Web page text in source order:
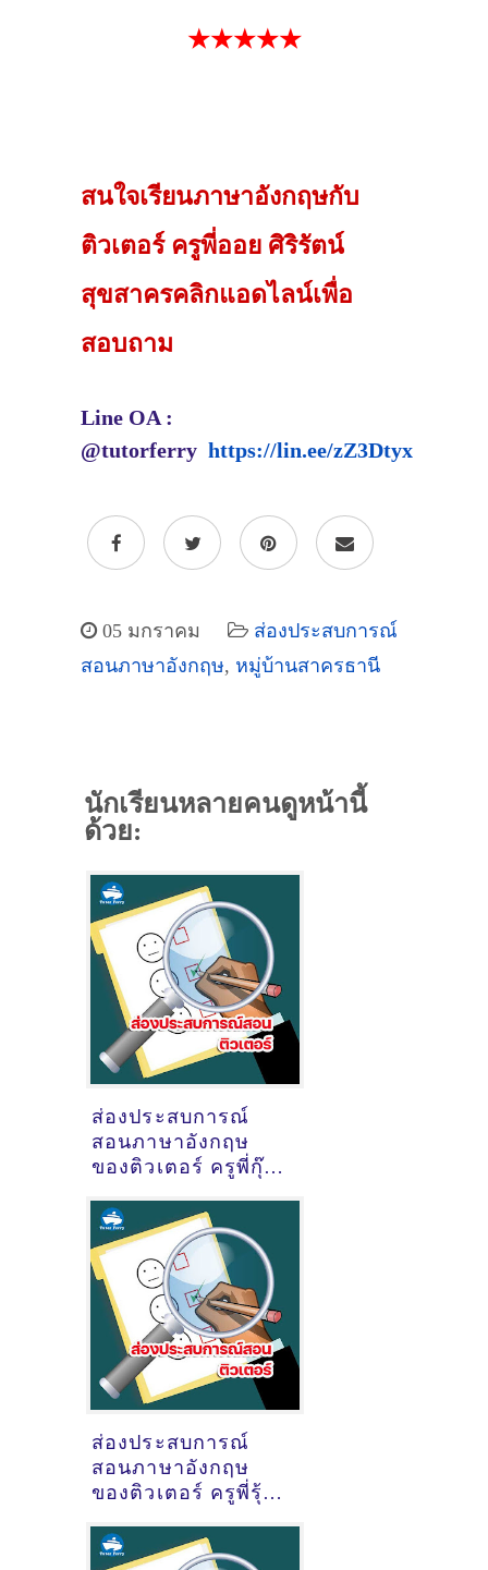
★★★★★
สนใจเรียนภาษาอังกฤษกับ
ติวเตอร์ ครูพี่ออย ศิริรัตน์
สุขสาครคลิกแอดไลน์เพื่อ
สอบถาม
Line OA :
@tutorferry https://lin.ee/zZ3Dtyx
05 มกราคม
ส่องประสบการณ์
สอนภาษาอังกฤษ, หมู่บ้านสาครธานี
นักเรียนหลายคนดูหน้านี้
ด้วย:
ส่องประสบการณ์
สอนภาษาอังกฤษ
ของติวเตอร์ ครูพี่กุ๊ก
@ออนไลน์
ส่องประสบการณ์
สอนภาษาอังกฤษ
ของติวเตอร์ ครูพี่รุ้ง
@คอสโมเมืองทอง